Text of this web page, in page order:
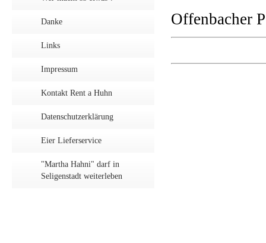
Danke
Links
Impressum
Kontakt Rent a Huhn
Datenschutzerklärung
Eier Lieferservice
"Martha Hahni" darf in
Seligenstadt weiterleben
Offenbacher